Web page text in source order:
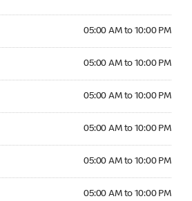
05:00 AM to 10:00 PM
05:00 AM to 10:00 PM
05:00 AM to 10:00 PM
05:00 AM to 10:00 PM
05:00 AM to 10:00 PM
05:00 AM to 10:00 PM